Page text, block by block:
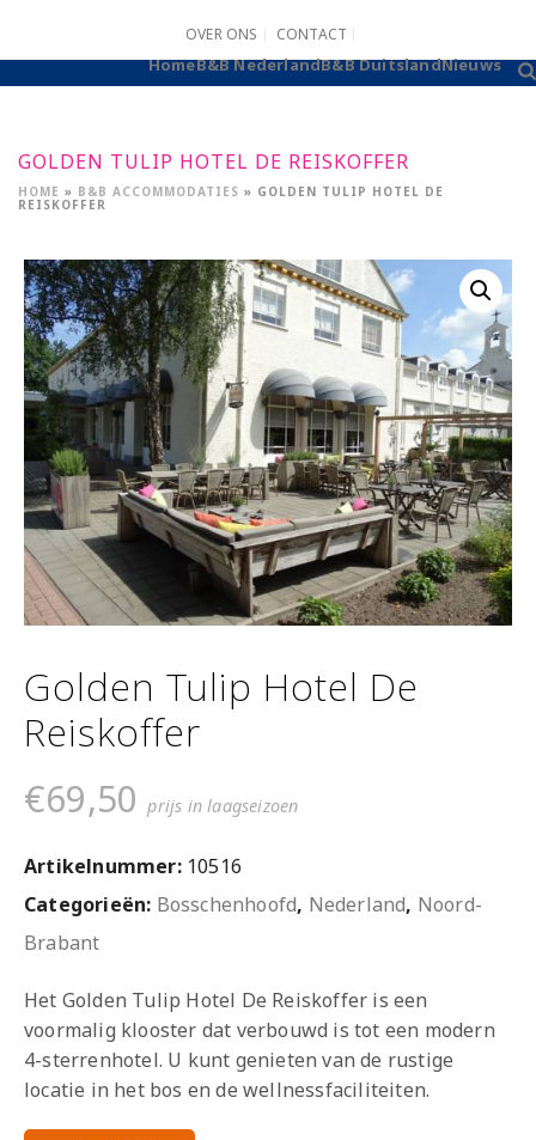
OVER ONS CONTACT
HomeB&B NederlandB&B DuitslandNieuws
GOLDEN TULIP HOTEL DE REISKOFFER
HOME » B&B ACCOMMODATIES » GOLDEN TULIP HOTEL DE
REISKOFFER
Golden Tulip Hotel De
Reiskoffer
€69,50 prijs in laagseizoen
Artikelnummer: 10516
Categorieën: Bosschenhoofd, Nederland, Noord-
Brabant
Het Golden Tulip Hotel De Reiskoffer is een
voormalig klooster dat verbouwd is tot een modern
4-sterrenhotel. U kunt genieten van de rustige
locatie in het bos en de wellnessfaciliteiten.